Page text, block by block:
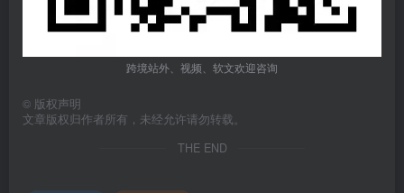
跨境站外、视频、软文欢迎咨询
© 版权声明
文章版权归作者所有，未经允许请勿转载。
THE END